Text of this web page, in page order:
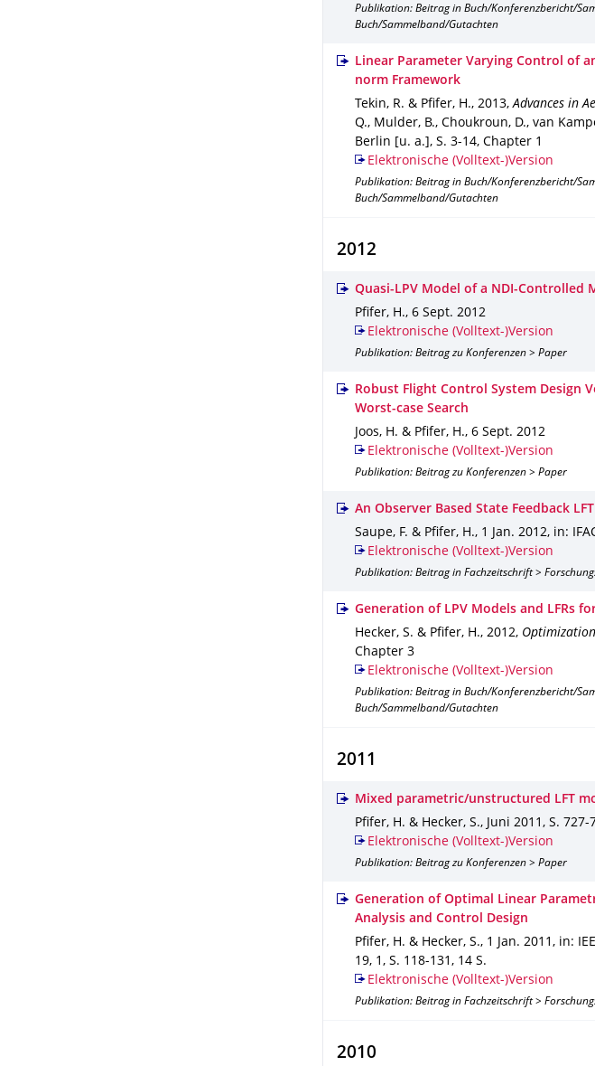
Publikation: Beitrag in Buch/Konferenzbericht/
Buch/Sammelband/Gutachten
Linear Parameter Varying Control of
norm Framework
Tekin, R. & Pfifer, H., 2013,Advances in
Q., Mulder, B., Choukroun, D., van
Berlin [u. a.] , S. 3-14, Chapter 1
Elektronische (Volltext-)Version
Publikation: Beitrag in Buch/Konferenzbericht/
Buch/Sammelband/Gutachten
2012
Quasi-LPV Model of a NDI-Controlled
Pfifer, H., 6 Sept. 2012
Elektronische (Volltext-)Version
Publikation: Beitrag zu Konferenzen > Paper
Robust Flight Control System
Worst-case Search
Joos, H. & Pfifer, H., 6 Sept. 2012
Elektronische (Volltext-)Version
Publikation: Beitrag zu Konferenzen > Paper
An Observer Based State Feedback
Saupe, F. & Pfifer, H., 1 Jan. 2012, in:
Elektronische (Volltext-)Version
Publikation: Beitrag in Fachzeitschrift >
Generation of LPV Models and LFRs
Hecker, S. & Pfifer, H., 2012,
Chapter 3
Elektronische (Volltext-)Version
Publikation: Beitrag in Buch/Konferenzbericht/
Buch/Sammelband/Gutachten
2011
Mixed parametric/unstructured LFT
Pfifer, H. & Hecker, S., Juni 2011 , S. 727-
Elektronische (Volltext-)Version
Publikation: Beitrag zu Konferenzen > Paper
Generation of Optimal Linear
Analysis and Control Design
Pfifer, H. & Hecker, S., 1 Jan. 2011 , in:
19, 1 , S. 118-131 , 14 S.
Elektronische (Volltext-)Version
Publikation: Beitrag in Fachzeitschrift >
2010